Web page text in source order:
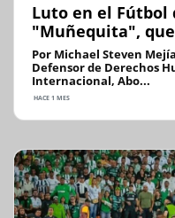
Luto en el Fútbol
"Muñequita",
Por Michael Steven
Defensor de Derechos
Internacional, Abo...
HACE 1 MES